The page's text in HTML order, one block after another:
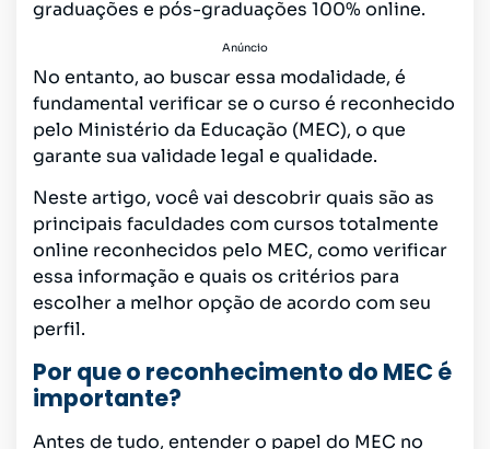
graduações e pós-graduações 100% online.
Anúncio
No entanto, ao buscar essa modalidade, é
fundamental verificar se o curso é reconhecido
pelo Ministério da Educação (MEC), o que
garante sua validade legal e qualidade.
Neste artigo, você vai descobrir quais são as
principais faculdades com cursos totalmente
online reconhecidos pelo MEC, como verificar
essa informação e quais os critérios para
escolher a melhor opção de acordo com seu
perfil.
Por que o reconhecimento do MEC é
importante?
Antes de tudo, entender o papel do MEC no